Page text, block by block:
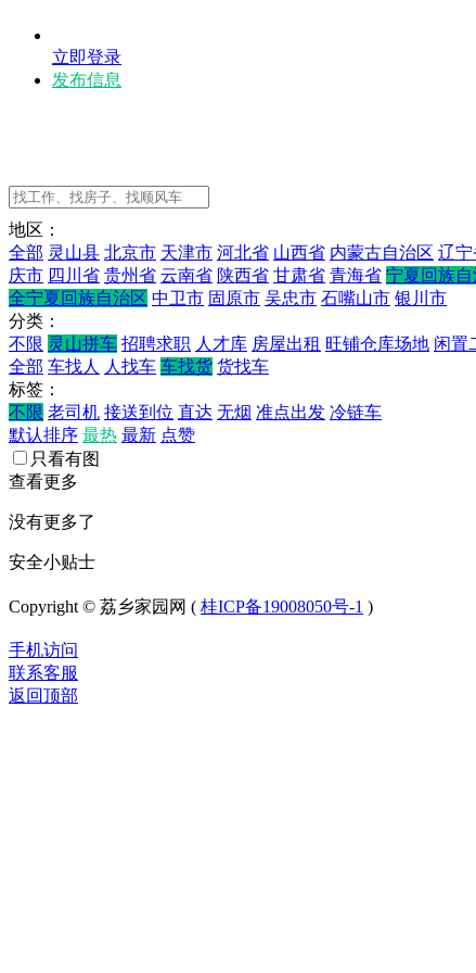
立即登录
发布信息
地区：
全部 灵山县 北京市 天津市 河北省 山西省 内蒙古自治区 辽宁
庆市 四川省 贵州省 云南省 陕西省 甘肃省 青海省 宁夏回族自
全宁夏回族自治区 中卫市 固原市 吴忠市 石嘴山市 银川市
分类：
不限 灵山拼车 招聘求职 人才库 房屋出租 旺铺仓库场地 闲置
全部 车找人 人找车 车找货 货找车
标签：
不限 老司机 接送到位 直达 无烟 准点出发 冷链车
默认排序 最热 最新 点赞
只看有图
查看更多
没有更多了
安全小贴士
Copyright © 荔乡家园网 ( 桂ICP备19008050号-1 )
手机访问
联系客服
返回顶部